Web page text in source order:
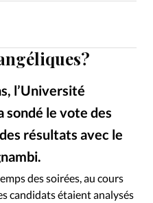
l’Université
le vote des
résultats avec le
des soirées, au cours
candidats étaient analysés